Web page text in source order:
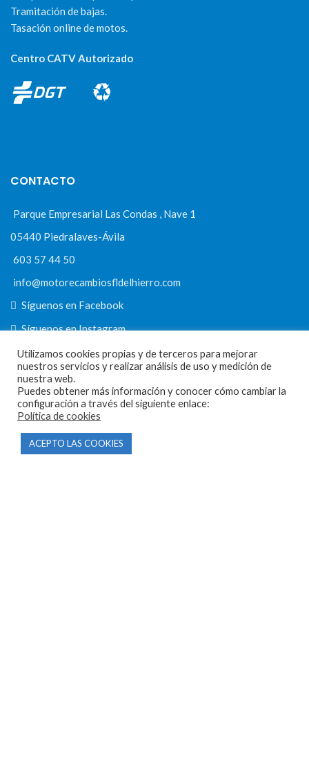
Tramitación de bajas.
Tasación online de motos.
Centro CATV Autorizado
CONTACTO
Parque Empresarial Las Condas , Nave 1
05440 Piedralaves-Ávila
603 57 44 50
info@motorecambiosfldelhierro.com
Síguenos en Facebook
Síguenos en Instagram
NAVEGACIÓN
Inicio
Tienda
Utilizamos cookies propias y de terceros para mejorar
nuestros servicios y realizar análisis de uso y medición de
nuestra web.
Puedes obtener más información y conocer cómo cambiar la
configuración a través del siguiente enlace:
Política de cookies
ACEPTO LAS COOKIES